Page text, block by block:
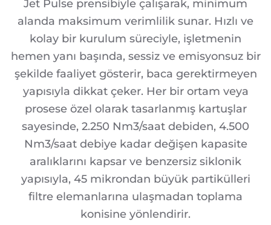
Jet Pulse prensibiyle çalışarak, minimum
alanda maksimum verimlilik sunar. Hızlı ve
kolay bir kurulum süreciyle, işletmenin
hemen yanı başında, sessiz ve emisyonsuz bir
şekilde faaliyet gösterir, baca gerektirmeyen
yapısıyla dikkat çeker. Her bir ortam veya
prosese özel olarak tasarlanmış kartuşlar
sayesinde, 2.250 Nm3/saat debiden, 4.500
Nm3/saat debiye kadar değişen kapasite
aralıklarını kapsar ve benzersiz siklonik
yapısıyla, 45 mikrondan büyük partikülleri
filtre elemanlarına ulaşmadan toplama
konisine yönlendirir.